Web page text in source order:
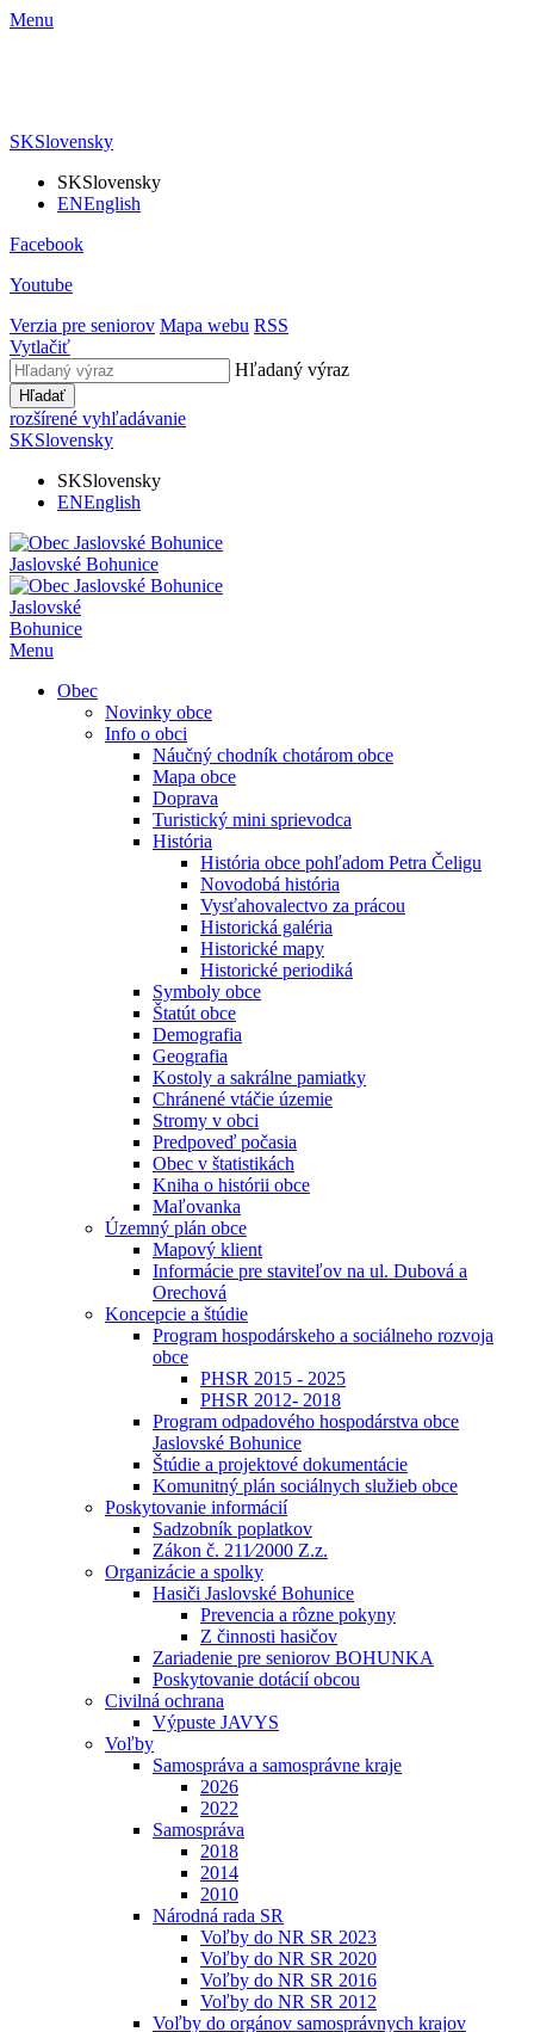
Menu
SKSlovensky
SKSlovensky
ENEnglish
Facebook
Youtube
Verzia pre seniorov Mapa webu RSS
Vytlačiť
Hľadaný výraz
Hľadať
rozšírené vyhľadávanie
SKSlovensky
SKSlovensky
ENEnglish
Jaslovské Bohunice
Jaslovské
Bohunice
Menu
Obec
Novinky obce
Info o obci
Náučný chodník chotárom obce
Mapa obce
Doprava
Turistický mini sprievodca
História
História obce pohľadom Petra Čeligu
Novodobá história
Vysťahovalectvo za prácou
Historická galéria
Historické mapy
Historické periodiká
Symboly obce
Štatút obce
Demografia
Geografia
Kostoly a sakrálne pamiatky
Chránené vtáčie územie
Stromy v obci
Predpoveď počasia
Obec v štatistikách
Kniha o histórii obce
Maľovanka
Územný plán obce
Mapový klient
Informácie pre staviteľov na ul. Dubová a
Orechová
Koncepcie a štúdie
Program hospodárskeho a sociálneho rozvoja
obce
PHSR 2015 - 2025
PHSR 2012- 2018
Program odpadového hospodárstva obce
Jaslovské Bohunice
Štúdie a projektové dokumentácie
Komunitný plán sociálnych služieb obce
Poskytovanie informácií
Sadzobník poplatkov
Zákon č. 211⁄2000 Z.z.
Organizácie a spolky
Hasiči Jaslovské Bohunice
Prevencia a rôzne pokyny
Z činnosti hasičov
Zariadenie pre seniorov BOHUNKA
Poskytovanie dotácií obcou
Civilná ochrana
Výpuste JAVYS
Voľby
Samospráva a samosprávne kraje
2026
2022
Samospráva
2018
2014
2010
Národná rada SR
Voľby do NR SR 2023
Voľby do NR SR 2020
Voľby do NR SR 2016
Voľby do NR SR 2012
Voľby do orgánov samosprávnych krajov